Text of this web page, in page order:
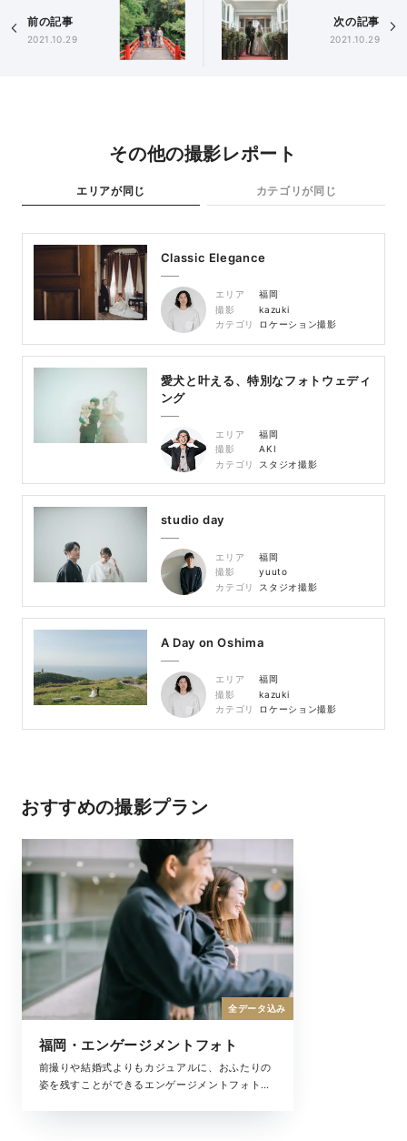
前の記事
2021.10.29
次の記事
2021.10.29
その他の撮影レポート
エリアが同じ カテゴリが同じ
Classic Elegance
エリア
福岡
撮影
kazuki
カテゴリ
ロケーション撮影
愛犬と叶える、特別なフォトウェディ
ング
エリア
福岡
撮影
AKI
カテゴリ
スタジオ撮影
studio day
エリア
福岡
撮影
yuuto
カテゴリ
スタジオ撮影
A Day on Oshima
エリア
福岡
撮影
kazuki
カテゴリ
ロケーション撮影
おすすめの撮影プラン
福岡・エンゲージメントフォト
前撮りや結婚式よりもカジュアルに、おふたりの
姿を残すことができるエンゲージメントフォト。
全データ込み